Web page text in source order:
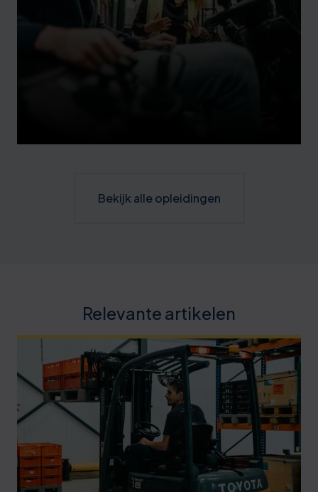
Bekijk alle opleidingen
Relevante artikelen